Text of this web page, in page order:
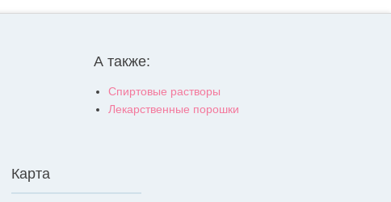
А также:
Спиртовые растворы
Лекарственные порошки
Карта